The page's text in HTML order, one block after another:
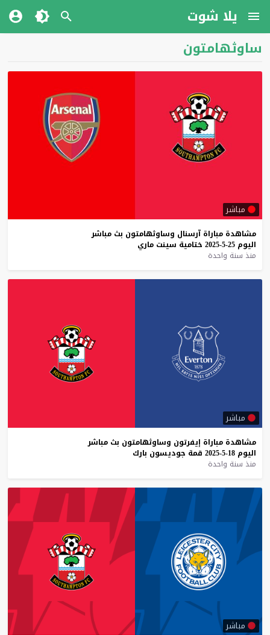
يلا شوت
ساوثهامتون
مباشر
مشاهدة مباراة آرسنال وساوثهامتون بث مباشر
اليوم 25-5-2025 ختامية سينت ماري
منذ سنة واحدة
مباشر
مشاهدة مباراة إيفرتون وساوثهامتون بث مباشر
اليوم 18-5-2025 قمة جوديسون بارك
منذ سنة واحدة
مباشر